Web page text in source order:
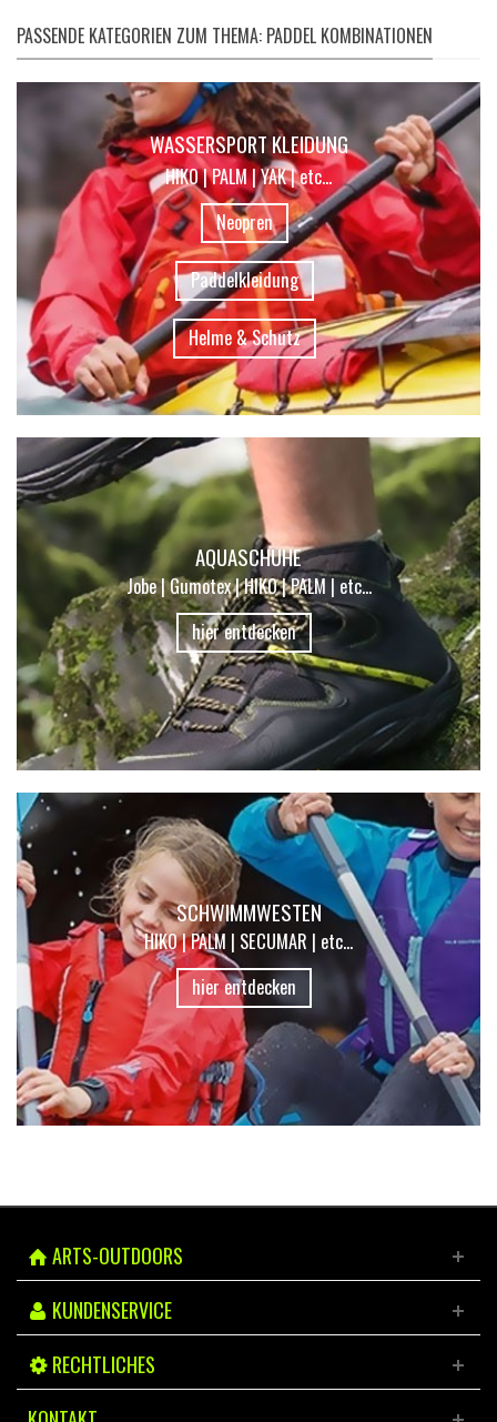
PASSENDE KATEGORIEN ZUM THEMA: PADDEL KOMBINATIONEN
WASSERSPORT KLEIDUNG
HIKO | PALM | YAK | etc...
Neopren
Paddelkleidung
Helme & Schutz
AQUASCHUHE
Jobe | Gumotex | HIKO | PALM | etc...
hier entdecken
SCHWIMMWESTEN
HIKO | PALM | SECUMAR | etc...
hier entdecken
ARTS-OUTDOORS
KUNDENSERVICE
RECHTLICHES